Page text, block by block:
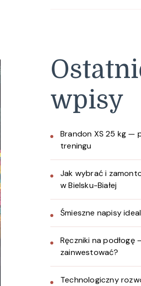
wpisy
Brandon XS 25 kg —
treningu
Jak wybrać i
w Bielsku-Białej
Śmieszne napisy
Ręczniki na podłogę
zainwestować?
Technologiczny